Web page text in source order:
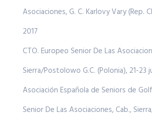
Asociaciones, G. C. Karlovy Vary (Rep.
2017
CTO. Europeo Senior De Las
Sierra/Postolowo G.C. (Polonia), 21-23
Asociación Española de Seniors de Golf
Senior De Las Asociaciones, Cab.,